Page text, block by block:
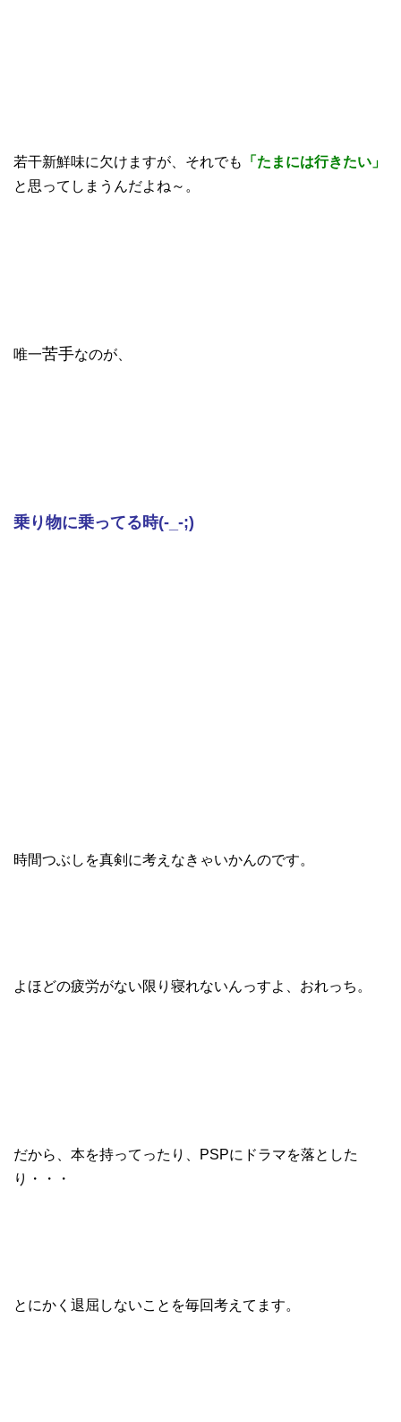
若干新鮮味に欠けますが、それでも
「たまには行きたい」
と思ってしまうんだよね～。
唯一苦手なのが、
乗り物に乗ってる時(-_-;)
時間つぶしを真剣に考えなきゃいかんのです。
よほどの疲労がない限り寝れないんっすよ、おれっち。
だから、本を持ってったり、PSPにドラマを落とした
り・・・
とにかく退屈しないことを毎回考えてます。